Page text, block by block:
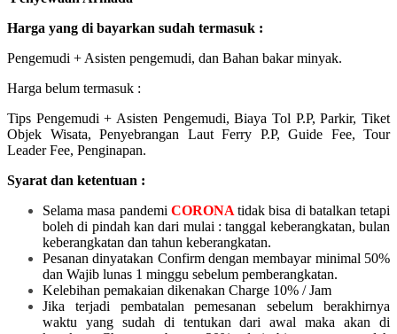
Harga yang di bayarkan sudah termasuk :
Pengemudi + Asisten pengemudi, dan Bahan bakar minyak.
Harga belum termasuk :
Tips Pengemudi + Asisten Pengemudi, Biaya Tol P.P, Parkir, Tiket
Objek Wisata, Penyebrangan Laut Ferry P.P, Guide Fee, Tour
Leader Fee, Penginapan.
Syarat dan ketentuan :
Selama masa pandemi CORONA tidak bisa di batalkan tetapi
boleh di pindah kan dari mulai :tanggal keberangkatan, bulan
keberangkatan dan tahun keberangkatan.
Pesanan dinyatakan Confirm dengan membayar minimal 50%
dan Wajib lunas 1 minggu sebelum pemberangkatan.
Kelebihan pemakaian dikenakan Charge 10% / Jam
Jika terjadi pembatalan pemesanan sebelum berakhirnya
waktu yang sudah di tentukan dari awal maka akan di